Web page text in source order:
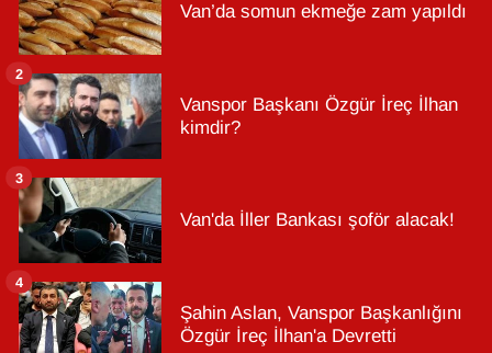
Van’da somun ekmeğe zam yapıldı
Vanspor Başkanı Özgür İreç İlhan
kimdir?
2
Van'da İller Bankası şoför alacak!
3
Şahin Aslan, Vanspor Başkanlığını
Özgür İreç İlhan'a Devretti
4